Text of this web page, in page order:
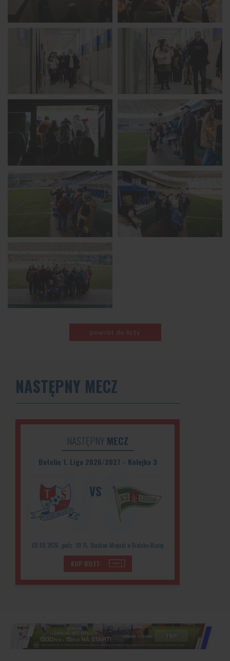
powrót do listy
NASTĘPNY MECZ
NASTĘPNY MECZ
Betclic 1. Liga 2026/2027 - Kolejka 3
VS
08.08.2026, godz: 20:15, Stadion Miejski w Bielsku-Białej
KUP BILET: